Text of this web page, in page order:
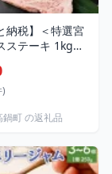
納税】＜特選宮
ステーキ 1kg＋
特撰宮崎牛ロー
500g＞※入金
花いちもんめ
産品 宮崎県 高
】
鍋町 の返礼品